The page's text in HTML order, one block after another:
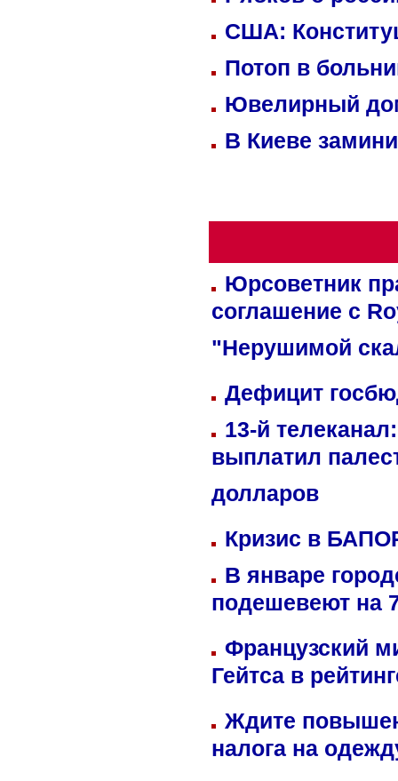
США:
Потоп в
Ювелирный
В Киеве
Юрсоветник
соглашение с
"Нерушимой
Дефицит
13-й
выплатил
долларов
Кризис в
В январе
подешевеют на
Французский
Гейтса в
Ждите
налога на